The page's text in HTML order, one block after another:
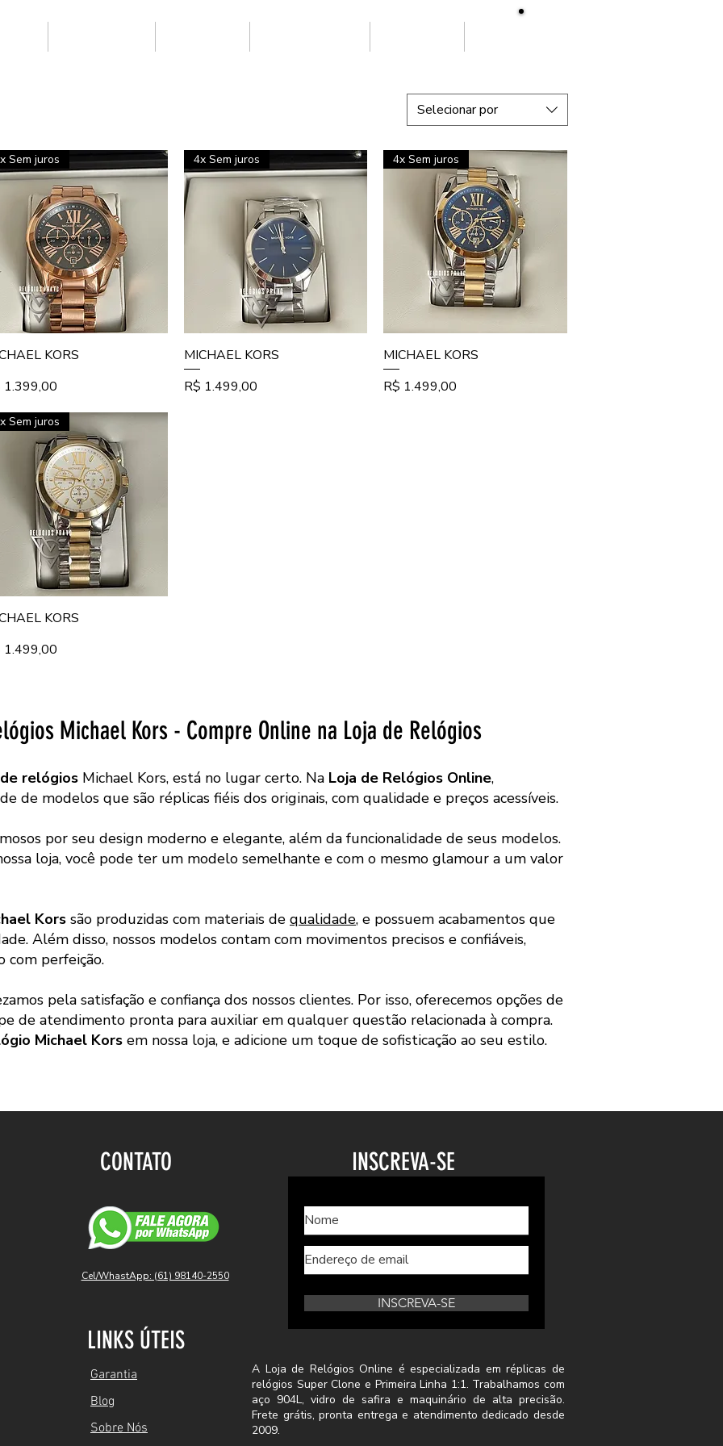
Selecionar por
Visualização rápida
Sem juros
KORS
1.399,00
Visualização rápida
4x Sem juros
MICHAEL KORS
Preço
R$ 1.499,00
Visualização rápida
4x Sem juros
MICHAEL KORS
Preço
R$ 1.499,00
Visualização rápida
Sem juros
KORS
1.499,00
Michael Kors - Compre Online na Loja de Relógios
relógios Michael Kors, está no lugar certo. Na Loja de Relógios Online,
de modelos que são réplicas fiéis dos originais, com qualidade e preços acessíveis.
por seu design moderno e elegante, além da funcionalidade de seus modelos.
loja, você pode ter um modelo semelhante e com o mesmo glamour a um valor
Kors são produzidas com materiais de qualidade, e possuem acabamentos que
Além disso, nossos modelos contam com movimentos precisos e confiáveis,
com perfeição.
pela satisfação e confiança dos nossos clientes. Por isso, oferecemos opções de
de atendimento pronta para auxiliar em qualquer questão relacionada à compra.
Michael Kors em nossa loja, e adicione um toque de sofisticação ao seu estilo.
CONTATO
Cel/WhastApp: (61) 98140-2550
LINKS ÚTEIS
Garantia
Blog
Sobre Nós
INSCREVA-SE
INSCREVA-SE
A Loja de Relógios Online é especializada em réplicas de
relógios Super Clone e Primeira Linha 1:1. Trabalhamos com
aço 904L, vidro de safira e maquinário de alta precisão.
Frete grátis, pronta entrega e atendimento dedicado desde
2009.